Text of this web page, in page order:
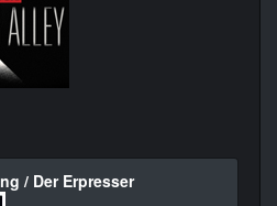
/ Der Erpresser